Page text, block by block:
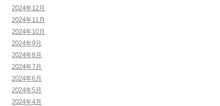
2024年12月
2024年11月
2024年10月
2024年9月
2024年8月
2024年7月
2024年6月
2024年5月
2024年4月